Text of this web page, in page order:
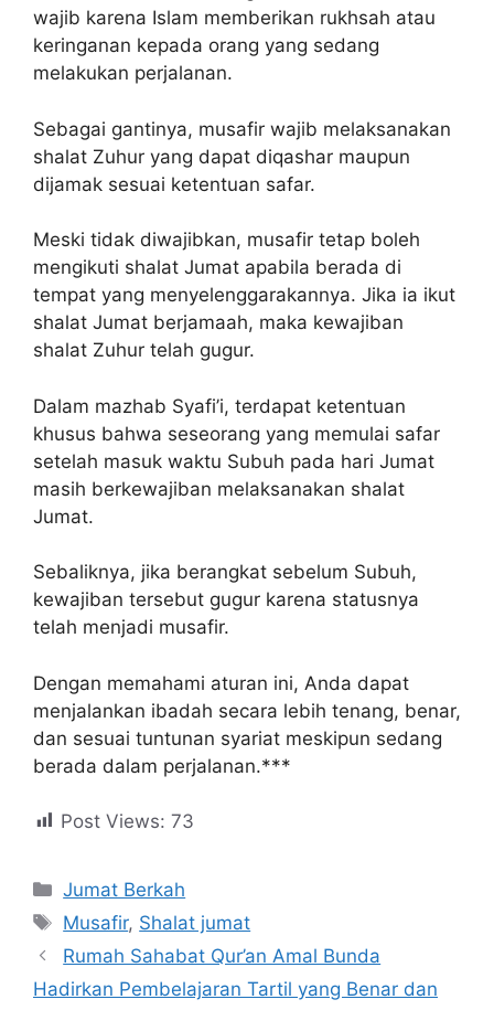
wajib karena Islam memberikan rukhsah atau
keringanan kepada orang yang sedang
melakukan perjalanan.
Sebagai gantinya, musafir wajib melaksanakan
shalat Zuhur yang dapat diqashar maupun
dijamak sesuai ketentuan safar.
Meski tidak diwajibkan, musafir tetap boleh
mengikuti shalat Jumat apabila berada di
tempat yang menyelenggarakannya. Jika ia ikut
shalat Jumat berjamaah, maka kewajiban
shalat Zuhur telah gugur.
Dalam mazhab Syafi’i, terdapat ketentuan
khusus bahwa seseorang yang memulai safar
setelah masuk waktu Subuh pada hari Jumat
masih berkewajiban melaksanakan shalat
Jumat.
Sebaliknya, jika berangkat sebelum Subuh,
kewajiban tersebut gugur karena statusnya
telah menjadi musafir.
Dengan memahami aturan ini, Anda dapat
menjalankan ibadah secara lebih tenang, benar,
dan sesuai tuntunan syariat meskipun sedang
berada dalam perjalanan.***
Post Views: 73
Jumat Berkah
Musafir, Shalat jumat
Rumah Sahabat Qur’an Amal Bunda
Hadirkan Pembelajaran Tartil yang Benar dan